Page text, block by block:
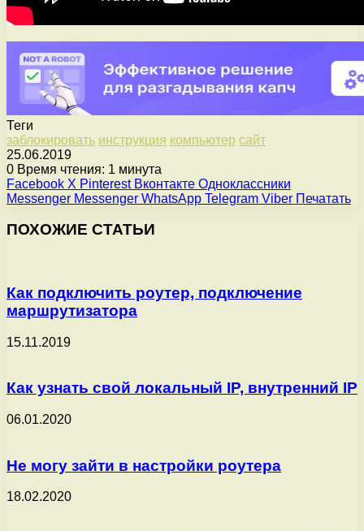
Теги
заблокировать инструкция компьютер сайт
25.06.2019
0 Время чтения: 1 минута
Facebook X Pinterest Вконтакте Одноклассники
Messenger Messenger WhatsApp Telegram Viber Печатать
ПОХОЖИЕ СТАТЬИ
Как подключить роутер, подключение
маршрутизатора
15.11.2019
Как узнать свой локальный IP, внутренний IP
06.01.2020
Не могу зайти в настройки роутера
18.02.2020